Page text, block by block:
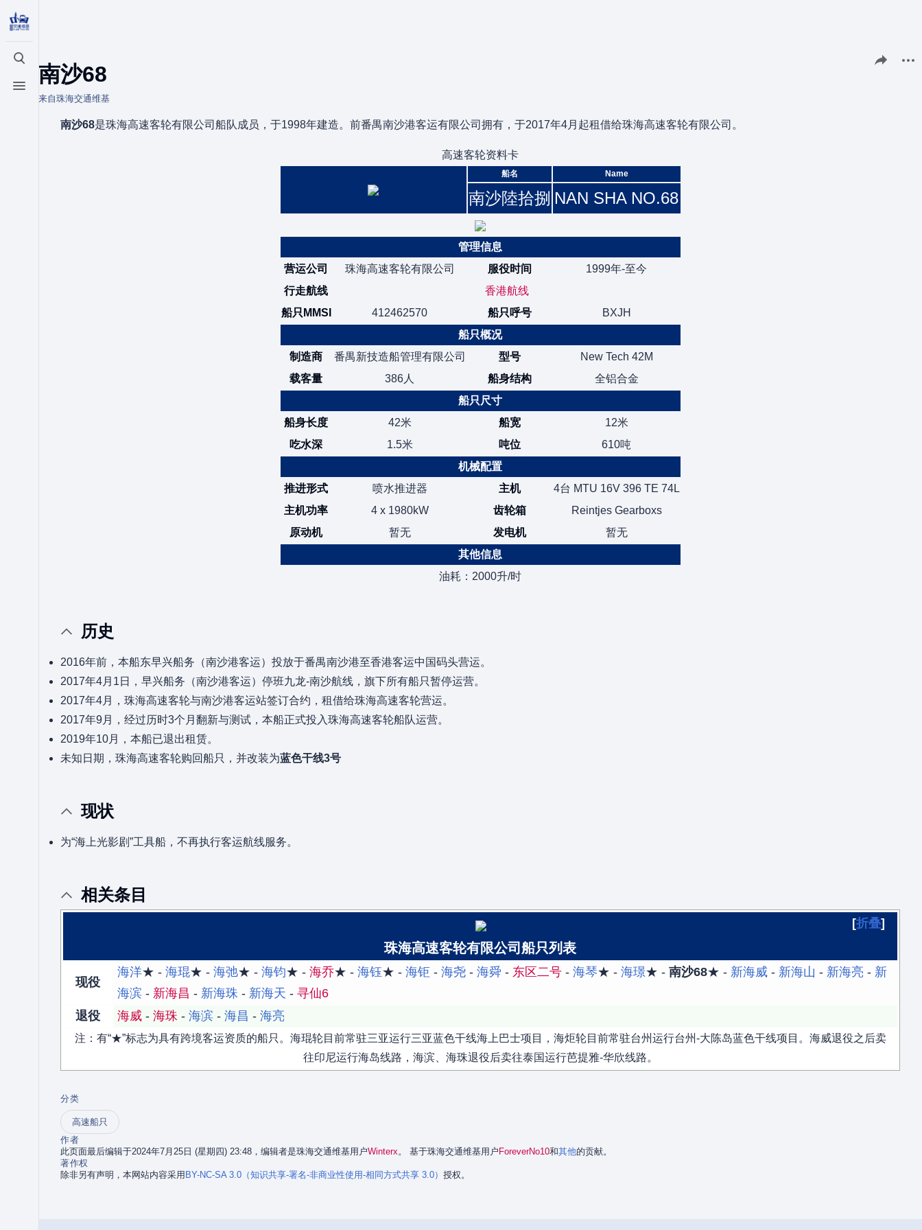
打开/关闭搜索
打开/关闭菜单
南沙68
来自珠海交通维基
分享此页面
南沙68是珠海高速客轮有限公司船队成员，于1998年建造。前番禺南沙港客运有限公司拥有，于2017年4月起租借给珠海高速客轮有限公司。
高速客轮资料卡
船名 Name
南沙陸拾捌 NAN SHA NO.68
管理信息
营运公司
珠海高速客轮有限公司 服役时间
1999年-至今
行走航线
香港航线
船只MMSI
412462570 船只呼号
BXJH
船只概况
制造商
番禺新技造船管理有限公司 型号
New Tech 42M
载客量
386人 船身结构
全铝合金
船只尺寸
船身长度
42米 船宽
12米
吃水深
1.5米 吨位
610吨
机械配置
推进形式
喷水推进器 主机
4台 MTU 16V 396 TE 74L
主机功率
4 x 1980kW 齿轮箱
Reintjes Gearboxs
原动机
暂无 发电机
暂无
其他信息
油耗：2000升/时
历史
2016年前，本船东早兴船务（南沙港客运）投放于番禺南沙港至香港客运中国码头营运。
2017年4月1日，早兴船务（南沙港客运）停班九龙-南沙航线，旗下所有船只暂停运营。
2017年4月，珠海高速客轮与南沙港客运站签订合约，租借给珠海高速客轮营运。
2017年9月，经过历时3个月翻新与测试，本船正式投入珠海高速客轮船队运营。
2019年10月，本船已退出租赁。
未知日期，珠海高速客轮购回船只，并改装为蓝色干线3号
现状
为“海上光影剧”工具船，不再执行客运航线服务。
相关条目
折叠
珠海高速客轮有限公司船只列表
现役
海洋★ - 海琨★ - 海弛★ - 海钧★ - 海乔★ - 海钰★ - 海钜 - 海尧- 海舜 - 东区二号- 海琴★ - 海璟★ - 南沙68★ - 新海威- 新海山 - 新海亮 - 新
海滨 - 新海昌 - 新海珠 - 新海天 - 寻仙6
退役
海威- 海珠 - 海滨 - 海昌 - 海亮
注：有“★”标志为具有跨境客运资质的船只。海琨轮目前常驻三亚运行三亚蓝色干线海上巴士项目，海炬轮目前常驻台州运行台州-大陈岛蓝色干线项目。海威退役之后卖
往印尼运行海岛线路，海滨、海珠退役后卖往泰国运行芭提雅-华欣线路。
分类
高速船只
作者
此页面最后编辑于2024年7月25日 (星期四) 23:48，编辑者是珠海交通维基用户Winterx。 基于珠海交通维基用户 ForeverNo10和其他的贡献。
著作权
除非另有声明，本网站内容采用 BY-NC-SA 3.0（知识共享-署名-非商业性使用-相同方式共享 3.0） 授权。